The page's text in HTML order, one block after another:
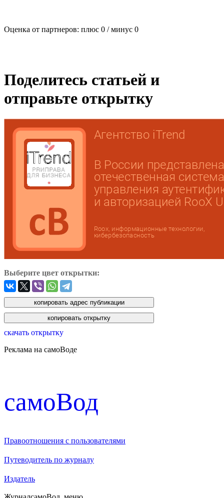
Оценка от партнеров: плюс 0 / минус 0
Поделитесь статьей и
отправьте открытку
Выберите цвет открытки:
скачать открытку
Реклама на самоВоде
cамоВод
Правоотношения с пользователями
Путеводитель по журналу
Издатель